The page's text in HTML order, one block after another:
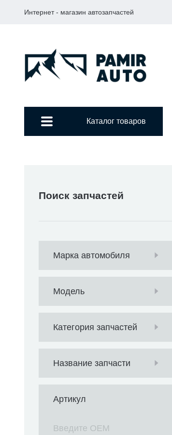
Интернет - магазин автозапчастей
Каталог товаров
Поиск запчастей
Марка автомобиля
Модель
Категория запчастей
Название запчасти
Артикул